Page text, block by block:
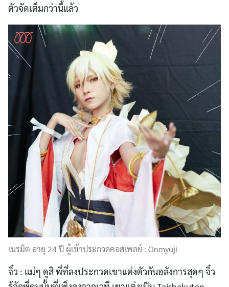
ตัวจัดเต็มกว่านี้แล้ว
เนรมิต อายุ 24 ปี ผู้เข้าประกวดคอสเพลย์ : Onmyuji
จิ๋ว : แม่ๆ ดูสิ พี่ที่ลงประกวดเขาแต่งตัวกันอลังการสุดๆ จิ๋ว